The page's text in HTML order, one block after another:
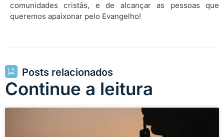
comunidades cristãs, e de alcançar as pessoas que
queremos apaixonar pelo Evangelho!
Posts relacionados
Continue a leitura